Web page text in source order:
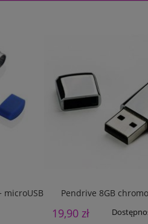
microUSB
Pendrive 8GB
19,90 zł